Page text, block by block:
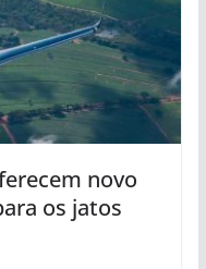
novo
os jatos